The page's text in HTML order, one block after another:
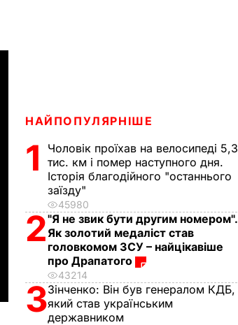
НАЙПОПУЛЯРНІШЕ
1
Чоловік проїхав на велосипеді 5,3
тис. км і помер наступного дня.
Історія благодійного "останнього
заїзду"
45980
2"Я не звик бути другим номером".
Як золотий медаліст став
головкомом ЗСУ – найцікавіше
про Драпатого
43214
3Зінченко: Він був генералом КДБ,
який став українським
державником